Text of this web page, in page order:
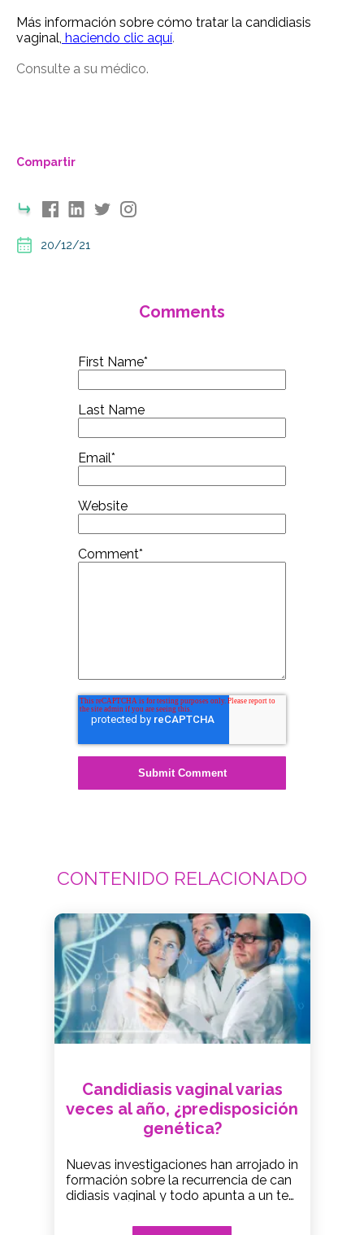
Más información sobre cómo tratar la candidiasis
vaginal, haciendo clic aquí.
Consulte a su médico.
Compartir
20/12/21
Comments
First Name*
Last Name
Email*
Website
Comment*
CONTENIDO RELACIONADO
Candidiasis vaginal varias
veces al año, ¿predisposición
genética?
Nuevas investigaciones han arrojado in
formación sobre la recurrencia de can
didiasis vaginal y todo apunta a un te